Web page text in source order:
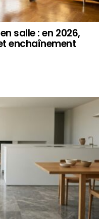
salle : en 2026,
enchaînement